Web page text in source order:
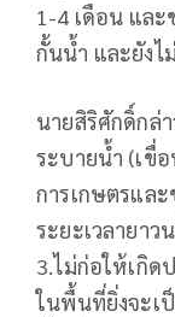
1-4 เดือน แล
กั้นน้ำ และยังไ
นายสิริศักดิ์กล่
ระบายน้ำ (เขื่
การเกษตรแล
ระยะเวลายา
3.ไม่ก่อให้เกิ
ในพื้นที่ยิ่งจะเ